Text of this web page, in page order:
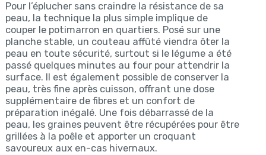
Pour l’éplucher sans craindre la résistance de sa
peau, la technique la plus simple implique de
couper le potimarron en quartiers. Posé sur une
planche stable, un couteau affûté viendra ôter la
peau en toute sécurité, surtout si le légume a été
passé quelques minutes au four pour attendrir la
surface. Il est également possible de conserver la
peau, très fine après cuisson, offrant une dose
supplémentaire de fibres et un confort de
préparation inégalé. Une fois débarrassé de la
peau, les graines peuvent être récupérées pour être
grillées à la poêle et apporter un croquant
savoureux aux en-cas hivernaux.